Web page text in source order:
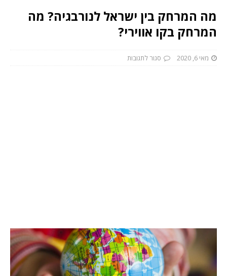
מה המרחק בין ישראל לנורבגיה? מה
המרחק בקו אווירי?
מאי 6, 2020 סגור לתגובות